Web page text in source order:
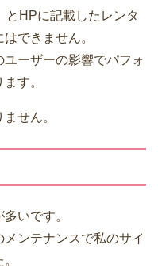
とHPに記載したレンタ
できません。
ーザーの影響でパフォ
す。
せん。
いです。
ンテナンスで私のサイ